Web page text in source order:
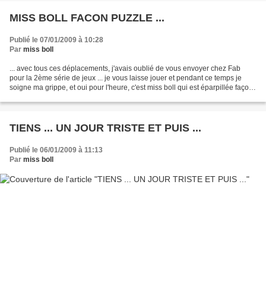
MISS BOLL FACON PUZZLE ...
Publié le 07/01/2009 à 10:28
Par miss boll
... avec tous ces déplacements, j'avais oublié de vous envoyer chez Fab
pour la 2ème série de jeux ... je vous laisse jouer et pendant ce temps je
soigne ma grippe, et oui pour l'heure, c'est miss boll qui est éparpillée façon
TIENS ... UN JOUR TRISTE ET PUIS ...
Publié le 06/01/2009 à 11:13
Par miss boll